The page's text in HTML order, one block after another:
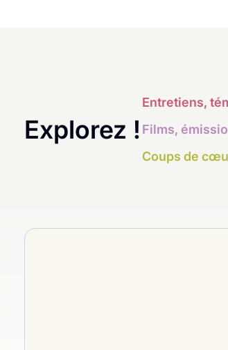
Explorez !
Entretiens,
Films,
Coups de